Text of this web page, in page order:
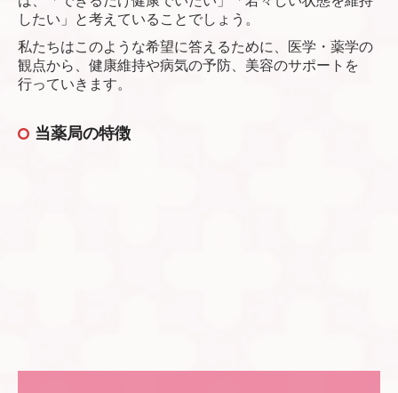
したい」と考えていることでしょう。
私たちはこのような希望に答えるために、医学・薬学の
観点から、健康維持や病気の予防、美容のサポートを
行っていきます。
当薬局の特徴